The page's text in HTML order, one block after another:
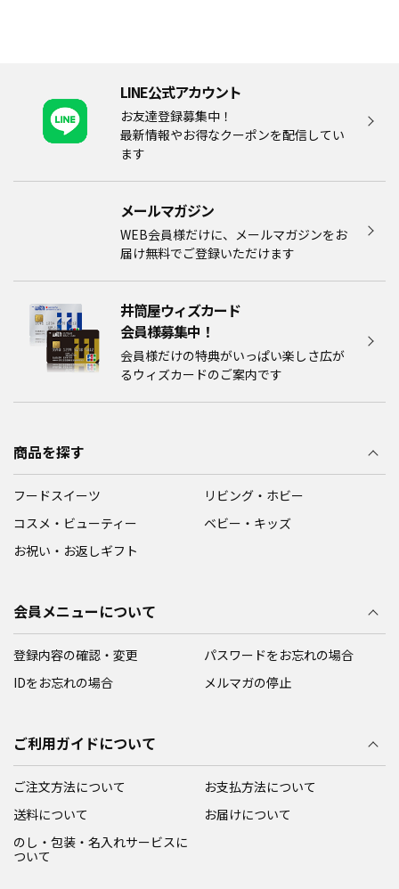
LINE公式アカウント
お友達登録募集中！
最新情報やお得なクーポンを配信してい
ます
メールマガジン​
WEB会員様だけに、メールマガジンをお
届け無料でご登録いただけます
井筒屋ウィズカード
会員様募集中！​​
会員様だけの特典がいっぱい楽しさ広が
るウィズカードのご案内です
商品を探す
フードスイーツ
リビング・ホビー
コスメ・ビューティー
ベビー・キッズ
お祝い・お返しギフト
会員メニューについて
登録内容の確認・変更
パスワードをお忘れの場合
IDをお忘れの場合
メルマガの停止
ご利用ガイドについて
ご注文方法について
お支払方法について
送料について
お届けについて
のし・包装・名入れサービスに
ついて